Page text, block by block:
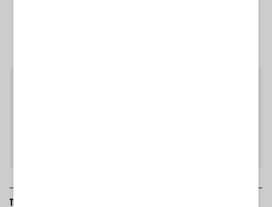
TI POTREBBERO INTERESSARE